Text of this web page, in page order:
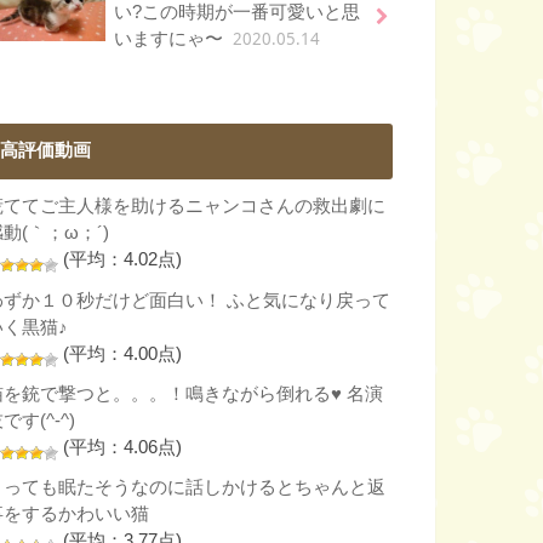
い?この時期が一番可愛いと思
いますにゃ〜 2020.05.14
高評価動画
ててご主人様を助けるニャンコさんの救出劇に
動(｀；ω；´)
(平均：4.02点)
ずか１０秒だけど面白い！ ふと気になり戻って
黒猫♪
(平均：4.00点)
を銃で撃つと。。。！鳴きながら倒れる♥ 名演
です(^-^)
(平均：4.06点)
っても眠たそうなのに話しかけるとちゃんと返
をするかわいい猫